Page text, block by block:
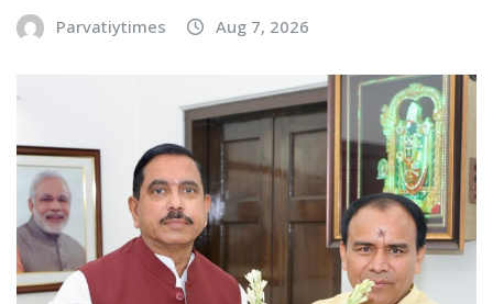
Parvatiytimes Aug 7, 2026